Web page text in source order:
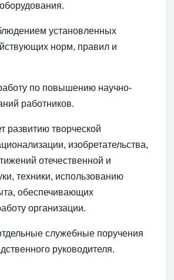
установленных
норм, правил и
по повышению научно-
работников.
развитию творческой
изобретательства,
отечественной и
техники, использованию
обеспечивающих
организации.
служебные поручения
руководителя.